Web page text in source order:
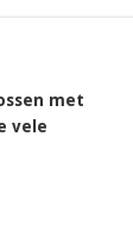
met
vele